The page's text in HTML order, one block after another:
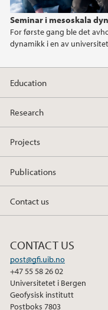
Seminar i mesoskala
For første gang ble det
dynamikk i en av
Education
Research
Projects
Publications
Contact us
CONTACT US
post@gfi.uib.no
+47 55 58 26 02
Universitetet i Bergen
Geofysisk institutt
Postboks 7803